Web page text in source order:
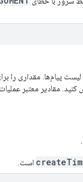
پیام‌ها. مقداری را
مقادیر معتبر
است.